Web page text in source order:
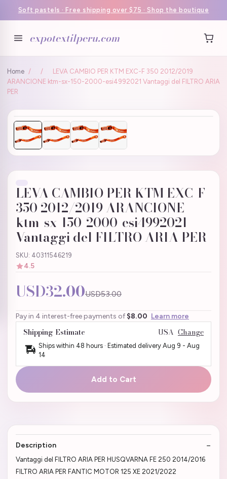
Soft pastels · Free shipping over $75 · Shop the boutique
expotextilperu.com
Home / /
LEVA CAMBIO PER KTM EXC-F 350 2012/2019
ARANCIONE ktm-sx-150-2000-esi4992021 Vantaggi del FILTRO ARIA
PER
LEVA CAMBIO PER KTM EXC-F
350 2012/2019 ARANCIONE
ktm-sx-150-2000-esi4992021
Vantaggi del FILTRO ARIA PER
SKU: 40311546219
4.5
USD32.00USD53.00
Pay in 4 interest-free payments of $8.00 Learn more
Shipping Estimate USA Change
Ships within 48 hours · Estimated delivery Aug 9 - Aug
14
Add to Cart
Description
Vantaggi del FILTRO ARIA PER HUSQVARNA FE 250 2014/2016
FILTRO ARIA PER FANTIC MOTOR 125 XE 2021/2022